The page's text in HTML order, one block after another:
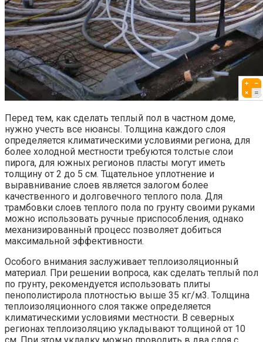
Перед тем, как сделать теплый пол в частном доме,
нужно учесть все нюансы. Толщина каждого слоя
определяется климатическими условиями региона, для
более холодной местности требуются толстые слои
пирога, для южных регионов пласты могут иметь
толщину от 2 до 5 см. Тщательное уплотнение и
выравнивание слоев является залогом более
качественного и долговечного теплого пола. Для
трамбовки слоев теплого пола по грунту своими руками
можно использовать ручные приспособления, однако
механизированный процесс позволяет добиться
максимальной эффективности.
Особого внимания заслуживает теплоизоляционный
материал. При решении вопроса, как сделать теплый пол
по грунту, рекомендуется использовать плиты
пенополистирола плотностью выше 35 кг/м3. Толщина
теплоизоляционного слоя также определяется
климатическими условиями местности. В северных
регионах теплоизоляцию укладывают толщиной от 10